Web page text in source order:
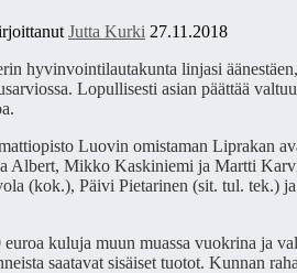
Jutta Kurki 27.11.2018
hyvinvointilautakunta linjasi
Lopullisesti asian päättää
Luovin omistaman Liprakan
Albert, Mikko Kaskiniemi ja Martti
(kok.), Päivi Pietarinen (sit. tul. tek.)
kuluja muun muassa vuokrina ja
saatavat sisäiset tuotot. Kunnan